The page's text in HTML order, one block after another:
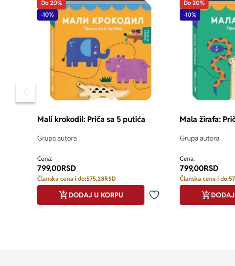
Pomeranje sadržaja slajdera u levo
Do 20%
-10%
Mali krokodil: Priča sa 5 putića
Grupa autora
Cena:
799,00RSD
Članska cena i do:575,28RSD
Dodaj u omiljene
DODAJ U KORPU
Do 20%
-10%
Mala žirafa:
Grupa autora
Cena:
799,00RSD
Članska cena i do: